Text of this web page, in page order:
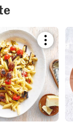
recipe
or
add
it
to
your